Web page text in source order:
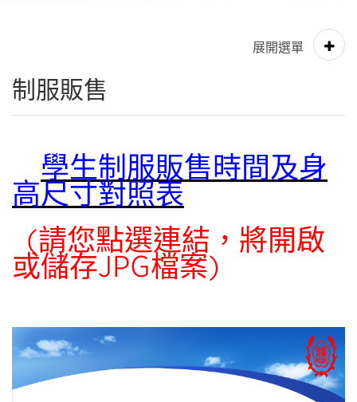
制服販售
學生制服販售時間及身
高尺寸對照表
(請您點選連結，將開啟
或儲存JPG檔案)